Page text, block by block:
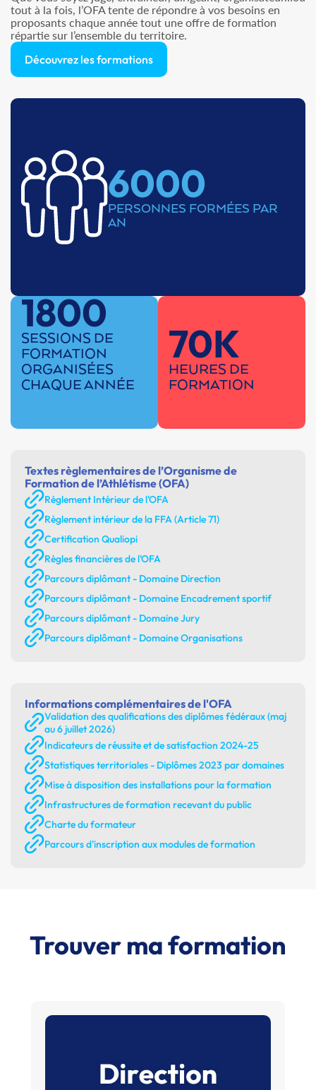
6000
PERSONNES FORMÉES PAR
AN
1800
SESSIONS DE
FORMATION
ORGANISÉES
CHAQUE ANNÉE
70K
HEURES DE
FORMATION
tout à la fois, l’OFA tente de répondre à vos besoins en
proposants chaque année tout une offre de formation
répartie sur l’ensemble du territoire.
Découvrez les formations
Textes règlementaires de l’Organisme de
Formation de l’Athlétisme (OFA)
Règlement Intérieur de l'OFA
Règlement intérieur de la FFA (Article 71)
Certification Qualiopi
Règles financières de l'OFA
Parcours diplômant - Domaine Direction
Parcours diplômant - Domaine Encadrement sportif
Parcours diplômant - Domaine Jury
Parcours diplômant - Domaine Organisations
Informations complémentaires de l'OFA
Validation des qualifications des diplômes fédéraux (maj
au 6 juillet 2026)
Indicateurs de réussite et de satisfaction 2024-25
Statistiques territoriales - Diplômes 2023 par domaines
Mise à disposition des installations pour la formation
Infrastructures de formation recevant du public
Charte du formateur
Parcours d'inscription aux modules de formation
Trouver ma formation